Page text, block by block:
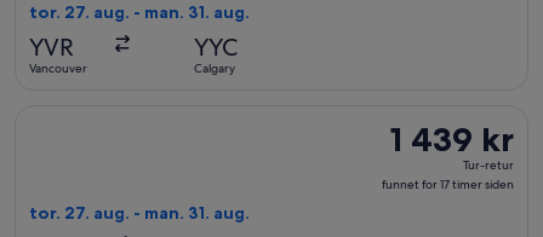
tor. 27. aug. - man. 31. aug.
YVR
Vancouver
YYC
Calgary
1 439 kr
Tur-
retur,
1 439 kr
Tur-retur
funnet for 17 timer siden
tor. 27. aug. - man. 31. aug.